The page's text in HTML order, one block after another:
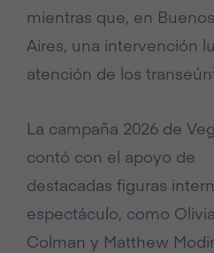
mientras que, en Buenos
Aires, una intervención
atención de los
La campaña 2026 de
contó con el apoyo de
destacadas figuras
espectáculo, como Olivia
Colman y Matthew